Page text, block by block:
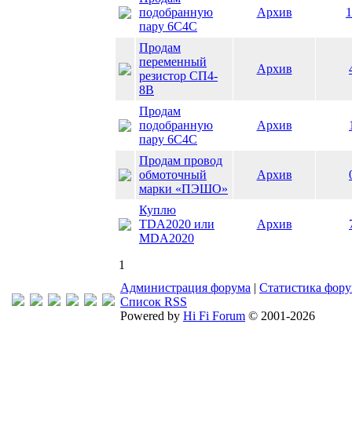
подобранную
пару 6С4С
Архив
Продам
переменный
резистор СП4-
8В
Архив
Продам
подобранную
пару 6С4С
Архив
Продам провод
обмоточный
марки «ПЭШО»
Архив
Куплю
TDA2020 или
MDA2020
Архив
1
Администрация форума | Статистика
Список RSS
Powered by Hi Fi Forum © 2001-2026